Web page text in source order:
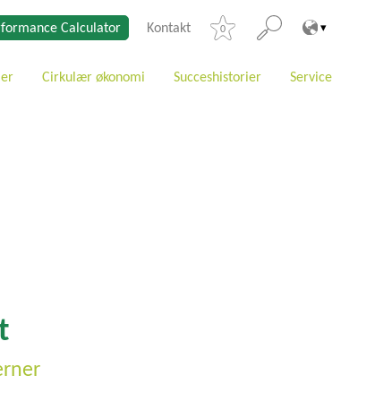
Calculator Kontakt 0
Cirkulær økonomi Succeshistorier Service